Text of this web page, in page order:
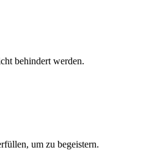
behindert werden.
um zu begeistern.